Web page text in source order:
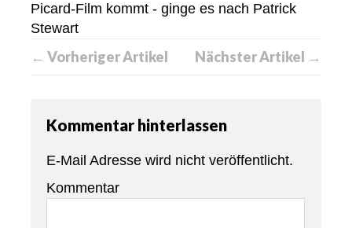
Picard-Film kommt - ginge es nach Patrick
Stewart
← Vorheriger Artikel Nächster Artikel →
Kommentar hinterlassen
E-Mail Adresse wird nicht veröffentlicht.
Kommentar